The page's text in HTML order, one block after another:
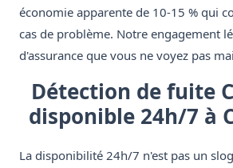
économie apparente de 10-15 % qui
cas de problème. Notre engagement
d'assurance que vous ne voyez pas
Détection de fuite
disponible 24h/7 à
La disponibilité 24h/7 n'est pas un